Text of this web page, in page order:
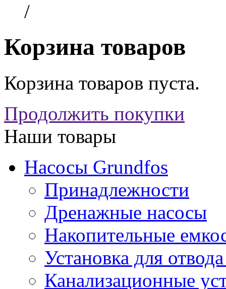
/
Корзина товаров
Корзина товаров пуста.
Продолжить покупки
Наши товары
Насосы Grundfos
Принадлежности
Дренажные насосы
Накопительные
Установка для
Канализационные